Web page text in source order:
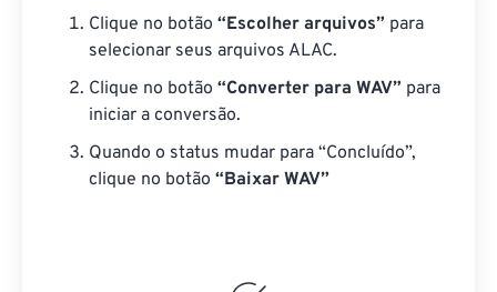
Clique no botão “Escolher arquivos” para
selecionar seus arquivos ALAC.
Clique no botão “Converter para WAV” para
iniciar a conversão.
Quando o status mudar para “Concluído”,
clique no botão “Baixar WAV”